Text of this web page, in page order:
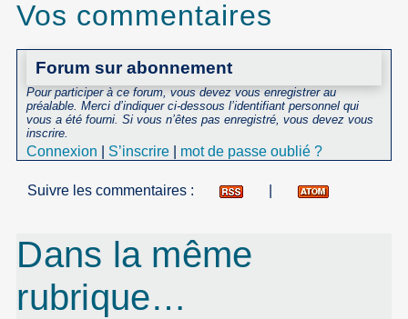
Vos commentaires
Forum sur abonnement
Pour participer à ce forum, vous devez vous enregistrer au
préalable. Merci d’indiquer ci-dessous l’identifiant personnel qui
vous a été fourni. Si vous n’êtes pas enregistré, vous devez vous
inscrire.
Connexion S’inscrire mot de passe oublié ?
Suivre les commentaires :
Dans la même
rubrique…